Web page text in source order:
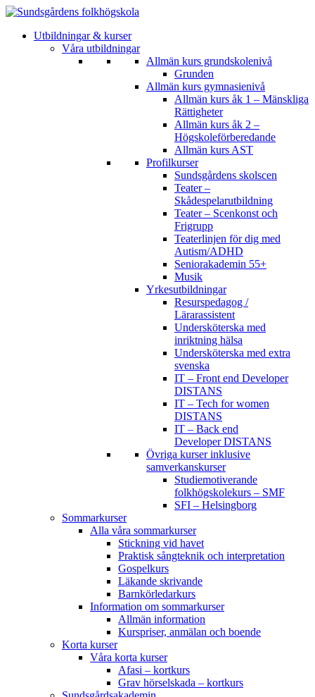
Utbildningar & kurser
Våra utbildningar
Allmän kurs grundskolenivå
Grunden
Allmän kurs gymnasienivå
Allmän kurs åk 1 – Mänskliga
Rättigheter
Allmän kurs åk 2 –
Högskoleförberedande
Allmän kurs AST
Profilkurser
Sundsgårdens skolscen
Teater –
Skådespelarutbildning
Teater – Scenkonst och
Frigrupp
Teaterlinjen för dig med
Autism/ADHD
Seniorakademin 55+
Musik
Yrkesutbildningar
Resurspedagog /
Lärarassistent
Undersköterska med
inriktning hälsa
Undersköterska med extra
svenska
IT – Front end Developer
DISTANS
IT – Tech for women
DISTANS
IT – Back end
Developer DISTANS
Övriga kurser inklusive
samverkanskurser
Studiemotiverande
folkhögskolekurs – SMF
SFI – Helsingborg
Sommarkurser
Alla våra sommarkurser
Stickning vid havet
Praktisk sångteknik och interpretation
Gospelkurs
Läkande skrivande
Barnkörledarkurs
Information om sommarkurser
Allmän information
Kurspriser, anmälan och boende
Korta kurser
Våra korta kurser
Afasi – kortkurs
Grav hörselskada – kortkurs